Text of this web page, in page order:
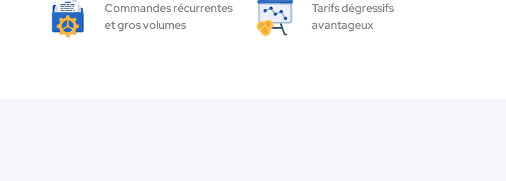
Commandes récurrentes
et gros volumes
Tarifs dégressifs
avantageux